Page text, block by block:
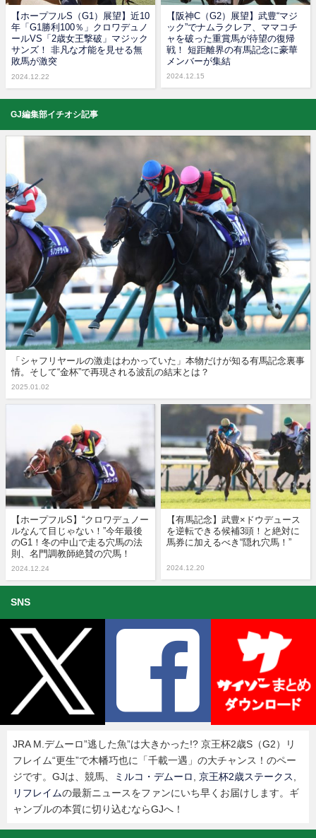
【ホープフルS（G1）展望】近10
年「G1勝利100％」クロワデュノ
ールVS「2歳女王撃破」マジック
サンズ！ 非凡な才能を見せる無
敗馬が激突
2024.12.22
【阪神C（G2）展望】武豊“マジ
ック”でナムラクレア、ママコチ
ャを破った重賞馬が待望の復帰
戦！ 短距離界の有馬記念に豪華
メンバーが集結
2024.12.15
GJ編集部イチオシ記事
「シャフリヤールの激走はわかっていた」本物だけが知る有馬記念裏事
情。そして“金杯”で再現される波乱の結末とは？
2025.01.02
【ホープフルS】“クロワデュノー
ルなんて目じゃない！”今年最後
のG1！冬の中山で走る穴馬の法
則、名門調教師絶賛の穴馬！
2024.12.24
【有馬記念】武豊×ドウデュース
を逆転できる候補3頭！と絶対に
馬券に加えるべき“隠れ穴馬！”
2024.12.20
SNS
JRA M.デムーロ”逃した魚”は大きかった!? 京王杯2歳S（G2）リ
フレイム“更生”で木幡巧也に「千載一遇」の大チャンス！のペー
ジです。GJは、競馬、
ミルコ・デムーロ 京王杯2歳ステークス
リフレイムの最新ニュースをファンにいち早くお届けします。ギ
ャンブルの本質に切り込むならGJへ！